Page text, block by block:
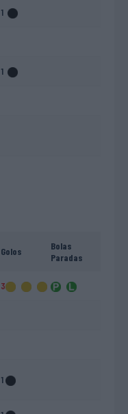
1
1
Golos
Bolas
Paradas
3
1